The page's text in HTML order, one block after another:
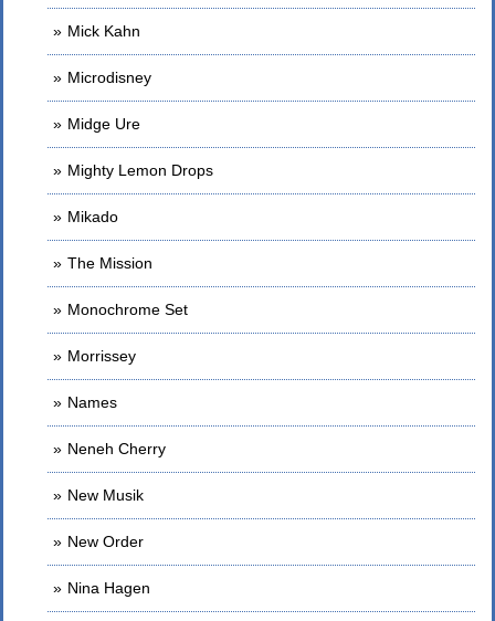
Mick Kahn
Microdisney
Midge Ure
Mighty Lemon Drops
Mikado
The Mission
Monochrome Set
Morrissey
Names
Neneh Cherry
New Musik
New Order
Nina Hagen